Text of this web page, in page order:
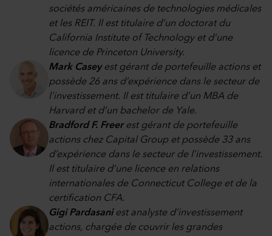
sociétés américaines de technologies médicales
et les REIT. Il est titulaire d’un doctorat du
California Institute of Technology et d’une
licence de Princeton University.
Mark Caseyest gérant de portefeuille actions et
possède 26 ans d’expérience dans le secteur de
l’investissement. Il est titulaire d’un MBA de
Harvard et d’un bachelor de Yale.
Bradford F. Freerest gérant de portefeuille
actions chez Capital Group et possède 33 ans
d’expérience dans le secteur de l’investissement.
Il est titulaire d’une licence en relations
internationales de Connecticut College et de la
certification CFA.
Gigi Pardasaniest analyste d’investissement
actions, chargée de couvrir les grandes